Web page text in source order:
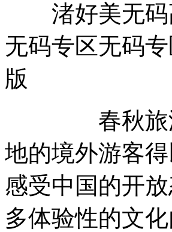
渚好美无码
无码专区无码
版
春秋旅游副
地的境外游客
感受中国的开
多体验性的文